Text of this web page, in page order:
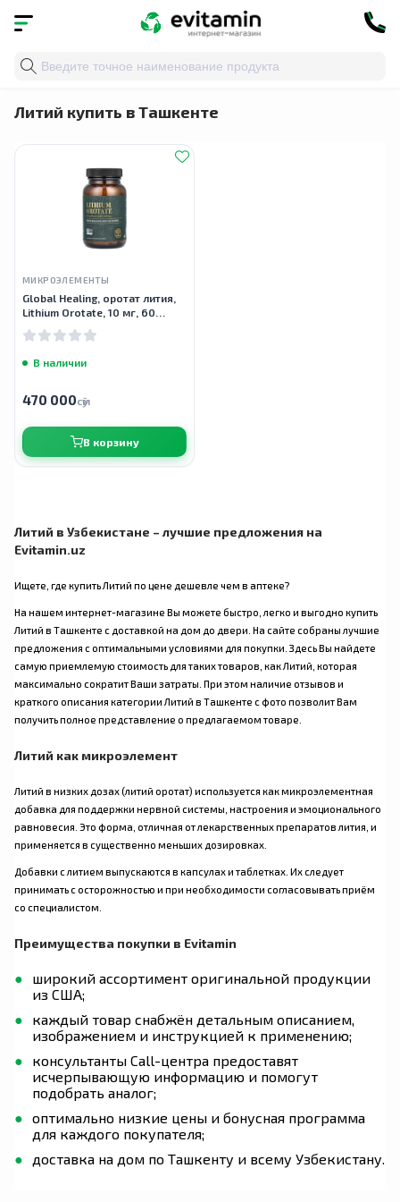
Главная Здоровье органов и систем
Литий купить в Ташкенте
МИКРОЭЛЕМЕНТЫ
Global Healing, оротат лития,
Lithium Orotate, 10 мг, 60
капсул
В наличии
470 000сӯм
В корзину
Литий в Узбекистане – лучшие предложения на
Evitamin.uz
Ищете, где купить Литий по цене дешевле чем в аптеке?
На нашем интернет-магазине Вы можете быстро, легко и выгодно купить
Литий в Ташкенте с доставкой на дом до двери. На сайте собраны лучшие
предложения с оптимальными условиями для покупки. Здесь Вы найдете
самую приемлемую стоимость для таких товаров, как Литий, которая
максимально сократит Ваши затраты. При этом наличие отзывов и
краткого описания категории Литий в Ташкенте с фото позволит Вам
получить полное представление о предлагаемом товаре.
Литий как микроэлемент
Литий в низких дозах (литий оротат) используется как микроэлементная
добавка для поддержки нервной системы, настроения и эмоционального
равновесия. Это форма, отличная от лекарственных препаратов лития, и
применяется в существенно меньших дозировках.
Добавки с литием выпускаются в капсулах и таблетках. Их следует
принимать с осторожностью и при необходимости согласовывать приём
со специалистом.
Преимущества покупки в Evitamin
широкий ассортимент оригинальной продукции
из США;
каждый товар снабжён детальным описанием,
изображением и инструкцией к применению;
консультанты Call-центра предоставят
исчерпывающую информацию и помогут
подобрать аналог;
оптимально низкие цены и бонусная программа
для каждого покупателя;
доставка на дом по Ташкенту и всему Узбекистану.